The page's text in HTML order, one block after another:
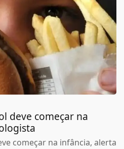
deve começar na
começar na infância, alerta